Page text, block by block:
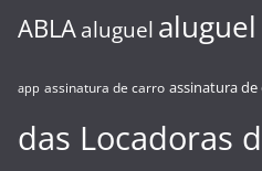
ABLA aluguel
app assinatura de carro assinatura de
das Locadoras